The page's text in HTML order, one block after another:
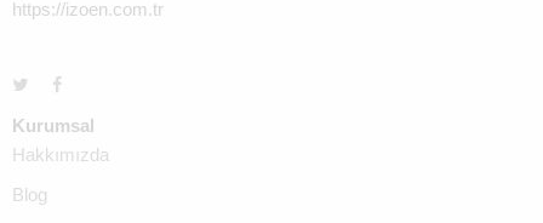
https://izoen.com.tr
Kurumsal
Hakkımızda
Blog